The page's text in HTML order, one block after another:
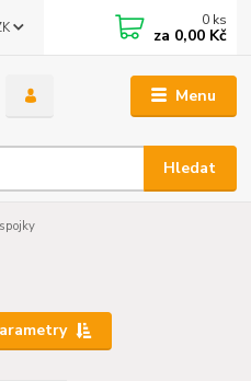
Menu
Hledat
0 ks
za 0,00 Kč